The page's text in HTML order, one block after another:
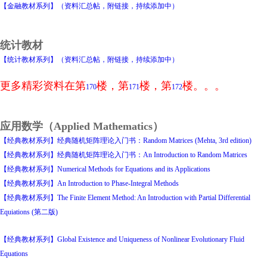
【金融教材系列】（资料汇总帖，附链接，持续添加中）
统计教材
【统计教材系列】（资料汇总帖，附链接，持续添加中）
更多精彩资料在第170楼，第171楼，第172楼。。。
应用数学（Applied Mathematics）
【经典教材系列】经典随机矩阵理论入门书：Random Matrices (Mehta, 3rd edition)
【经典教材系列】经典随机矩阵理论入门书：An Introduction to Random Matrices
【经典教材系列】Numerical Methods for Equations and its Applications
【经典教材系列】An Introduction to Phase-Integral Methods
【经典教材系列】The Finite Element Method: An Introduction with Partial Differential
Equiations (第二版)
【经典教材系列】Global Existence and Uniqueness of Nonlinear Evolutionary Fluid
Equations